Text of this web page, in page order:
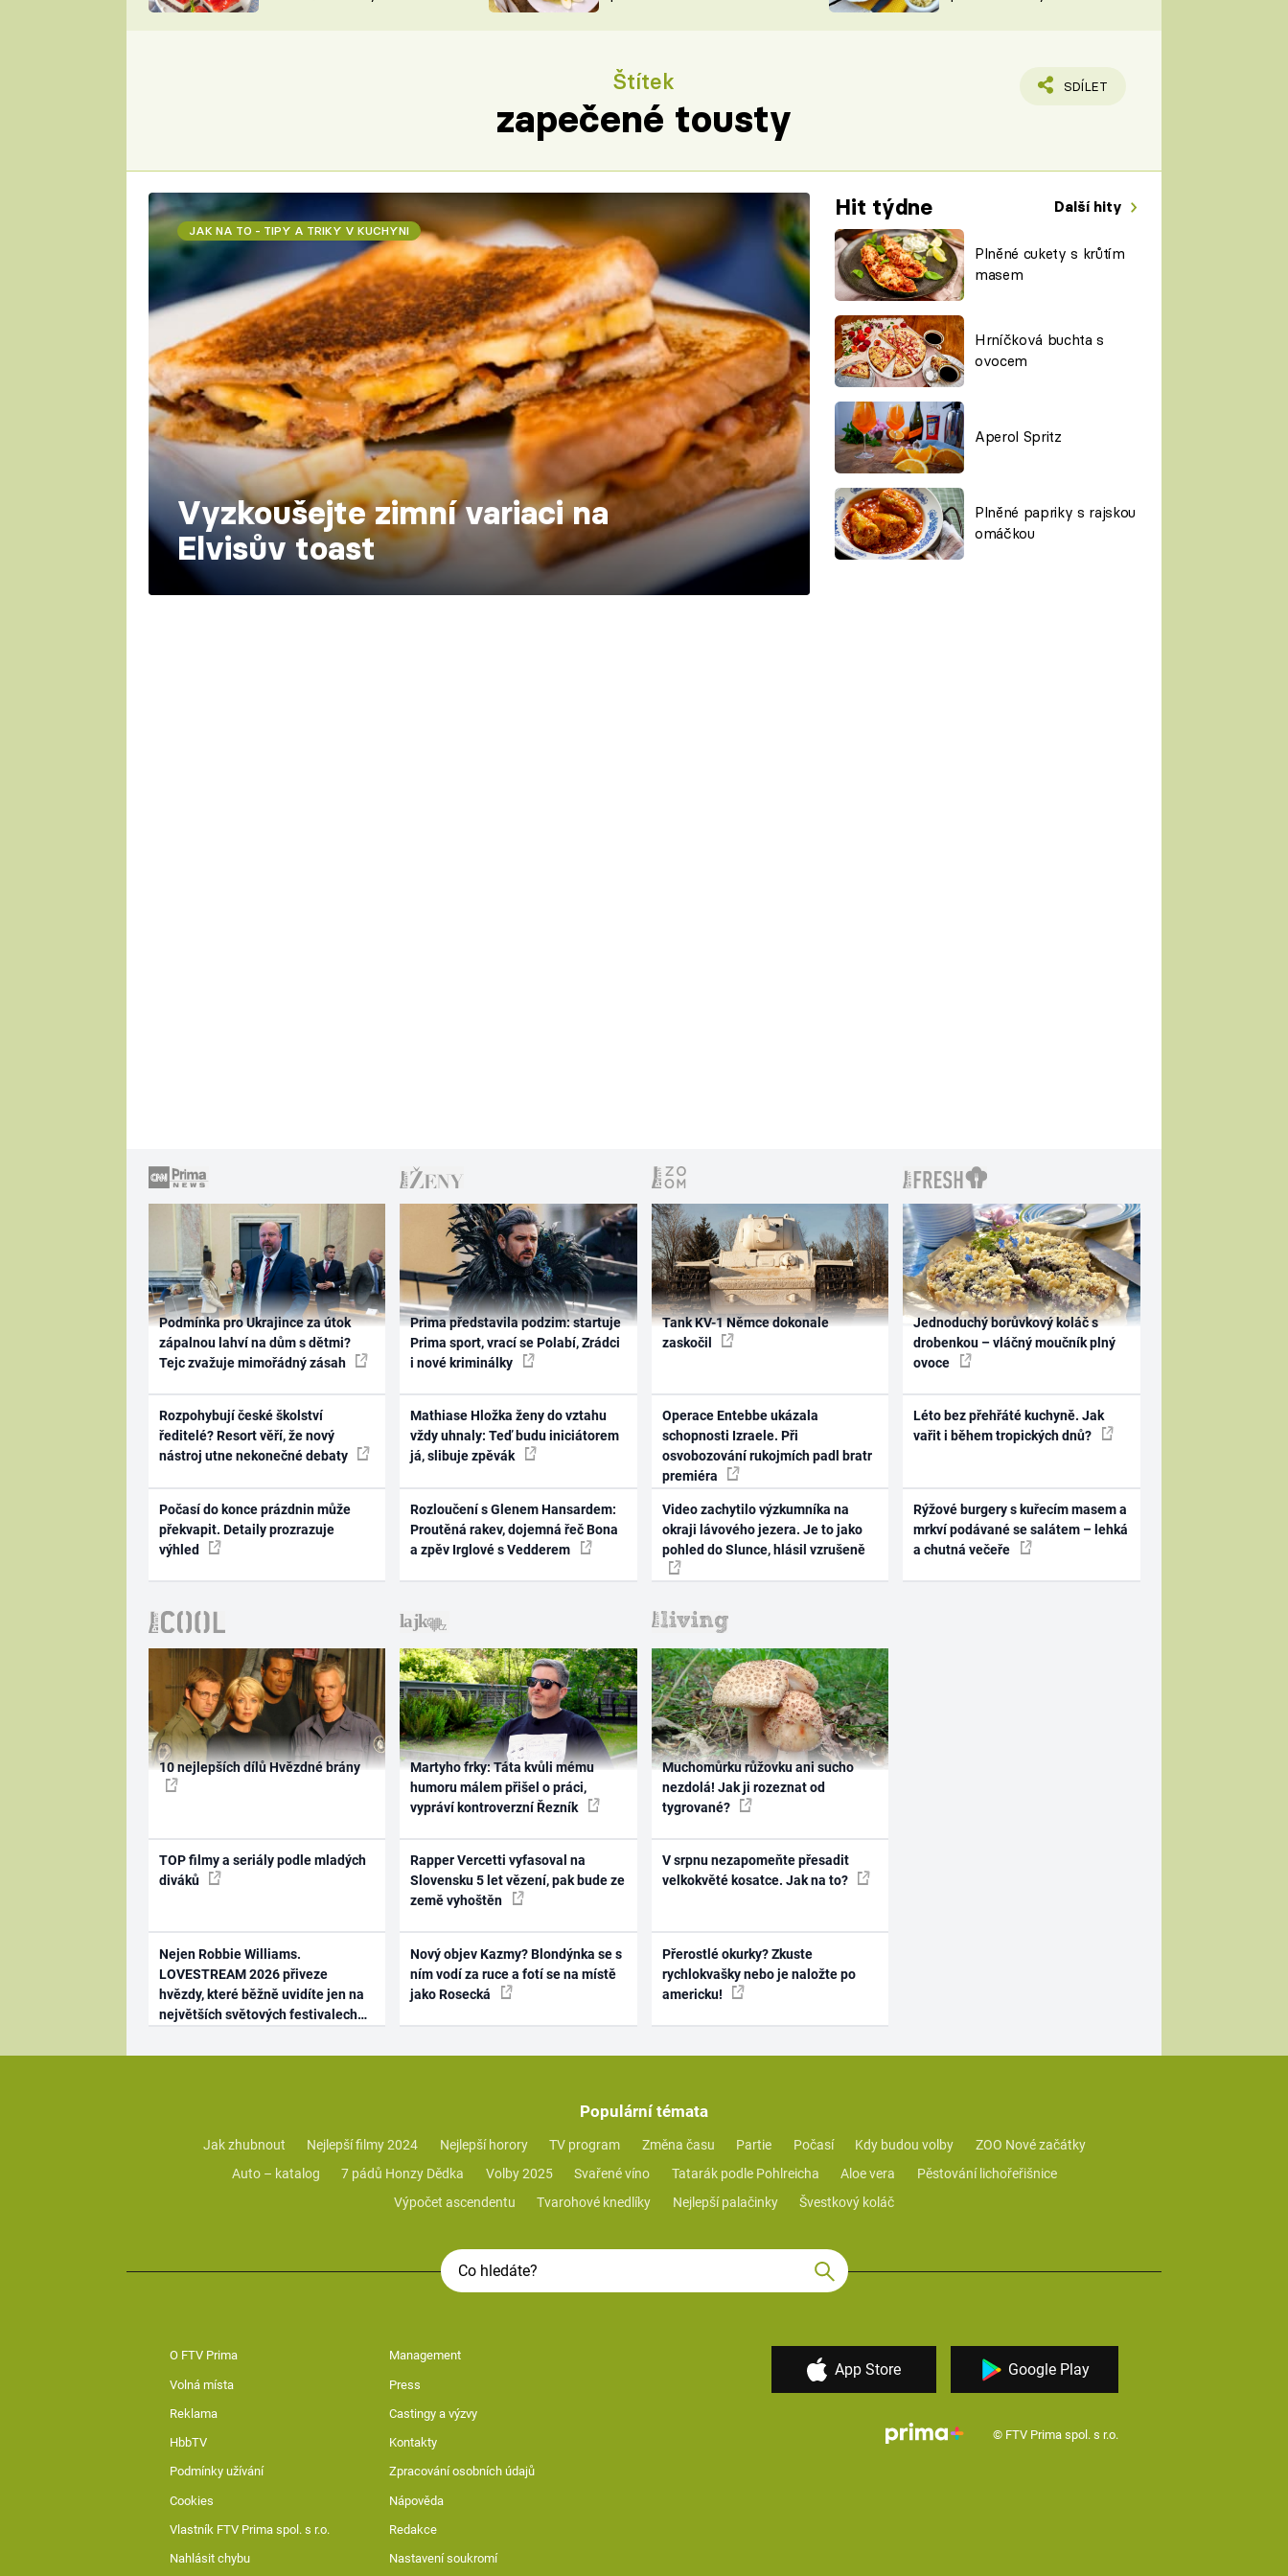
NA NÁKUPECH
ŠÉFREDAKTORKY
Štítek
zapečené tousty
SDÍLET
Hit týdne Další hity
Plněné cukety s krůtím
masem
Hrníčková buchta s
ovocem
Aperol Spritz
Plněné papriky s rajskou
omáčkou
JAK NA TO - TIPY A TRIKY V KUCHYNI
Vyzkoušejte zimní variaci na
Elvisův toast
Podmínka pro Ukrajince za útok
zápalnou lahví na dům s dětmi?
Tejc zvažuje mimořádný zásah
Rozpohybují české školství
ředitelé? Resort věří, že nový
nástroj utne nekonečné debaty
Počasí do konce prázdnin může
překvapit. Detaily prozrazuje
výhled
Prima představila podzim: startuje
Prima sport, vrací se Polabí, Zrádci
i nové kriminálky
Mathiase Hložka ženy do vztahu
vždy uhnaly: Teď budu iniciátorem
já, slibuje zpěvák
Rozloučení s Glenem Hansardem:
Proutěná rakev, dojemná řeč Bona
a zpěv Irglové s Vedderem
Tank KV-1 Němce dokonale
zaskočil
Operace Entebbe ukázala
schopnosti Izraele. Při
osvobozování rukojmích padl bratr
premiéra
Video zachytilo výzkumníka na
okraji lávového jezera. Je to jako
pohled do Slunce, hlásil vzrušeně
Jednoduchý borůvkový koláč s
drobenkou – vláčný moučník plný
ovoce
Léto bez přehřáté kuchyně. Jak
vařit i během tropických dnů?
Rýžové burgery s kuřecím masem a
mrkví podávané se salátem – lehká
a chutná večeře
10 nejlepších dílů Hvězdné brány
TOP filmy a seriály podle mladých
diváků
Nejen Robbie Williams.
LOVESTREAM 2026 přiveze
hvězdy, které běžně uvidíte jen na
největších světových festivalech
Martyho frky: Táta kvůli mému
humoru málem přišel o práci,
vypráví kontroverzní Řezník
Rapper Vercetti vyfasoval na
Slovensku 5 let vězení, pak bude ze
země vyhoštěn
Nový objev Kazmy? Blondýnka se s
ním vodí za ruce a fotí se na místě
jako Rosecká
Muchomůrku růžovku ani sucho
nezdolá! Jak ji rozeznat od
tygrované?
V srpnu nezapomeňte přesadit
velkokvěté kosatce. Jak na to?
Přerostlé okurky? Zkuste
rychlokvašky nebo je naložte po
americku!
Populární témata
Jak zhubnout Nejlepší filmy 2024 Nejlepší horory TV program Změna času Partie Počasí Kdy budou volby
ZOO Nové začátky
Auto – katalog
7 pádů Honzy Dědka Volby 2025 Svařené víno Tatarák podle Pohlreicha Aloe vera
Pěstování lichořeřišnice
Výpočet ascendentu
Tvarohové knedlíky Nejlepší palačinky Švestkový koláč
O FTV Prima Management
Volná místa Press
Reklama Castingy a výzvy
HbbTV Kontakty
Podmínky užívání Zpracování osobních údajů
Cookies Nápověda
Vlastník FTV Prima spol. s r.o. Redakce
Nahlásit chybu Nastavení soukromí
App Store Google Play
© FTV Prima spol. s r.o.